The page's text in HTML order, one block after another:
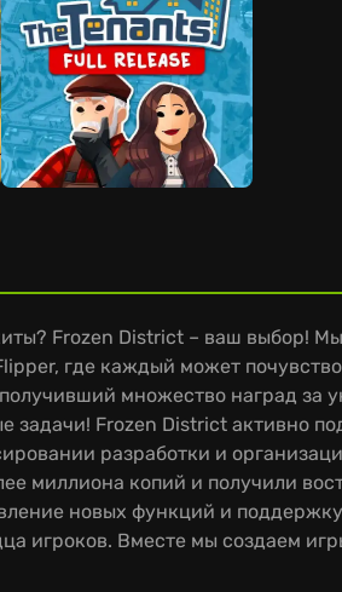
Frozen District – ваш выбор!
где каждый может
множество наград за
задачи! Frozen District активно
разработки и
миллиона копий и получили
новых функций и
игроков. Вместе мы создаем